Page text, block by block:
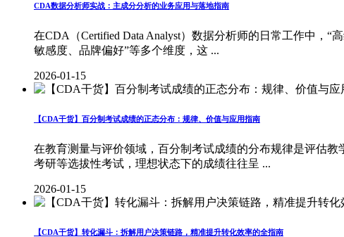
CDA数据分析师实战：主成分分析的业务应用与落地指南
在CDA（Certified Data Analyst）数据分析师的日常工作中，
敏感度、品牌偏好”等多个维度，这 ...
2026-01-15
【CDA干货】百分制考试成绩的正态分布：规律、价值与应用指南
在教育测量与评价领域，百分制考试成绩的分布规律是评估
考研等选拔性考试，理想状态下的成绩往往呈 ...
2026-01-15
【CDA干货】转化漏斗：拆解用户决策链路，精准提升转化效率的全指南